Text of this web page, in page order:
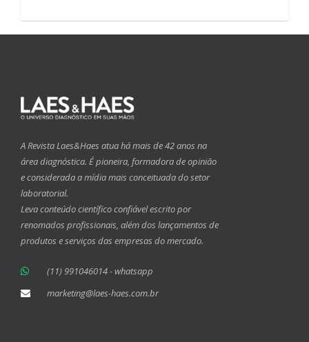
A Revista Laes&Haes atua há mais de 42 anos na
área diagnóstica. É pioneira, formadora de opinião
e considerada a mídia mais conceituada do setor
laboratorial.
Leva conteúdo científico confiável escrito por
renomados profissionais, além dos lançamentos de
produtos e serviços das empresas do mercado.
(11) 991046014 - whatsapp
marketing@laes-haes.com.br